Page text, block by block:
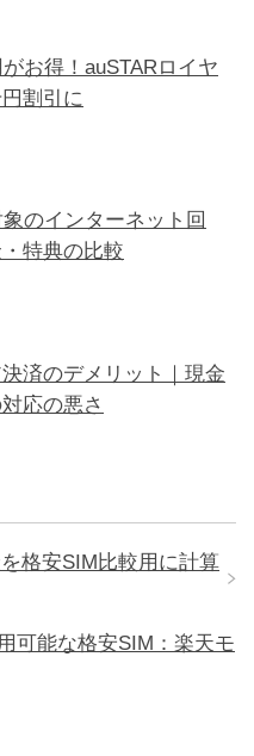
お得！auSTARロイヤ
割引に
のインターネット回
特典の比較
済のデメリット｜現金
応の悪さ
格安SIM比較用に計算
可能な格安SIM：楽天モ